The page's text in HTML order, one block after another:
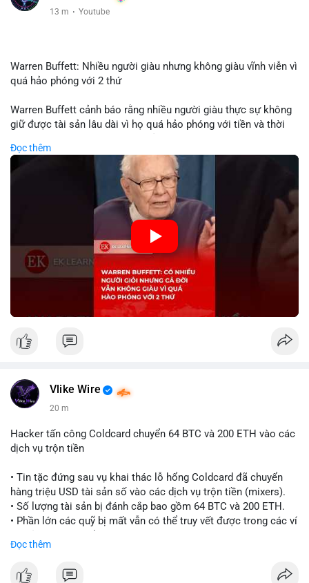
13 m · Youtube
Warren Buffett: Nhiều người giàu nhưng không giàu vĩnh viễn vì
quá hảo phóng với 2 thứ
Warren Buffett cảnh báo rằng nhiều người giàu thực sự không
giữ được tài sản lâu dài vì họ quá hảo phóng với tiền và thời
nhuận tái đầu tư và suy giảm sức mạnh tăng trưởng danh mục.
Đối với nhà đầu tư crypto, giữ lại lợi nhuận để tái đầu tư vào
dự án tiềm năng quan trọng hơn chia sẻ quá mức. Cân bằng
đóng góp xã hội và bảo vệ tài sản giúp nhà đầu tư đạt được
bền vững tài chính mà Buffett đề cao.
🎥 Xem video trực tiếp tại:
Nguồn: KIEN THUC KINH TE
Đọc thêm
Vlike Wire
20 m
Hacker tấn công Coldcard chuyển 64 BTC và 200 ETH vào các
dịch vụ trộn tiền
• Tin tặc đứng sau vụ khai thác lỗ hổng Coldcard đã chuyển
hàng triệu USD tài sản số vào các dịch vụ trộn tiền (mixers).
• Số lượng tài sản bị đánh cắp bao gồm 64 BTC và 200 ETH.
• Phần lớn các quỹ bị mất vẫn có thể truy vết được trong các ví
#cryptonews
Đọc thêm